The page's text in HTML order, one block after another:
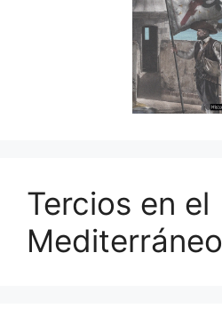
Tercios en el
Mediterráneo